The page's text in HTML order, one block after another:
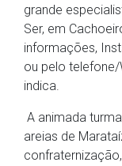
grande
Ser, em
informações,
ou pelo telefone/
indica.
A animada
areias de